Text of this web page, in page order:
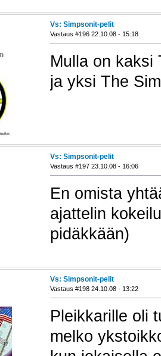
Vs: Simpsonit-pelit
Vastaus #196 22.10.08 - 15:18
Mulla on kaksi
ja yksi The
Vs: Simpsonit-pelit
Vastaus #197 23.10.08 - 16:06
En omista
ajattelin
pidäkkään)
Vs: Simpsonit-pelit
Vastaus #198 24.10.08 - 13:22
Pleikkarille oli
melko